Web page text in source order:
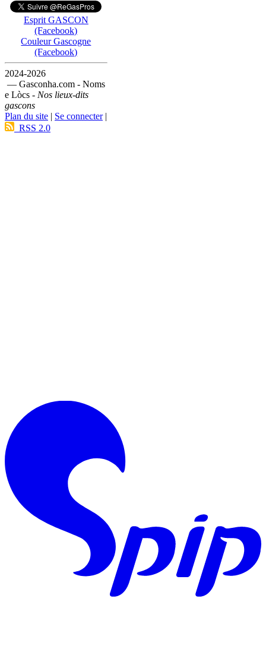
Esprit GASCON
(Facebook)
Couleur Gascogne
(Facebook)
2024-2026
— Gasconha.com - Noms
e Lòcs - Nos lieux-dits
gascons
Plan du site | Se connecter|
RSS 2.0